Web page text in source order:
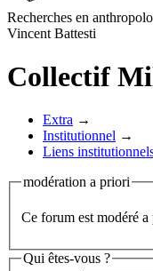
Recherches en
Vincent Battesti
Collectif
Extra →
Institutionnel →
Liens
modération a priori
Ce forum est modéré
Qui êtes-vous ?